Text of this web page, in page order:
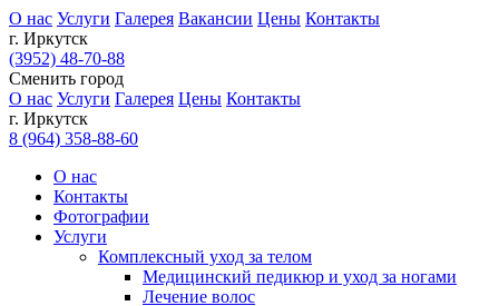
О нас Услуги Галерея Вакансии Цены Контакты
г. Иркутск
(3952) 48-70-88
Сменить город
О нас Услуги Галерея Цены Контакты
г. Иркутск
8 (964) 358-88-60
О нас
Контакты
Фотографии
Услуги
Комплексный уход за телом
Медицинский педикюр и уход за ногами
Лечение волос